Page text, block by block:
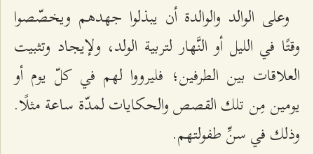
وعلى الوالد والوالدة أن يبذلوا جهدهم ويخصّصوا
وقتًا في الليل أو النَّهار لتربية الولد، ولإيجاد وتثبيت
العلاقات بين الطرفين؛ فليرووا لهم في كلّ يوم أو
يومين مِن تلك القصص والحكايات لمدّة ساعة مثلًا.
وذلك في سنِّ طفولتهم.